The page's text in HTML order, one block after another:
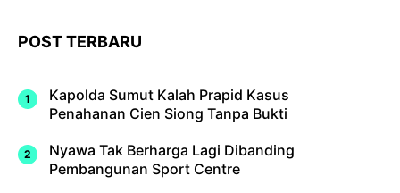
POST TERBARU
Kapolda Sumut Kalah Prapid Kasus
Penahanan Cien Siong Tanpa Bukti
Nyawa Tak Berharga Lagi Dibanding
Pembangunan Sport Centre